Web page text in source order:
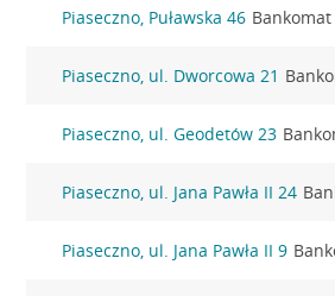
Piaseczno, Puławska 46
Piaseczno, ul. Dworcowa 21
Piaseczno, ul. Geodetów 23
Piaseczno, ul. Jana Pawła II 24
Piaseczno, ul. Jana Pawła II 9